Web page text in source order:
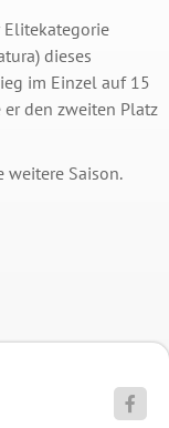
Elitekategorie
dieses
im Einzel auf 15
er den zweiten Platz
Saison.
